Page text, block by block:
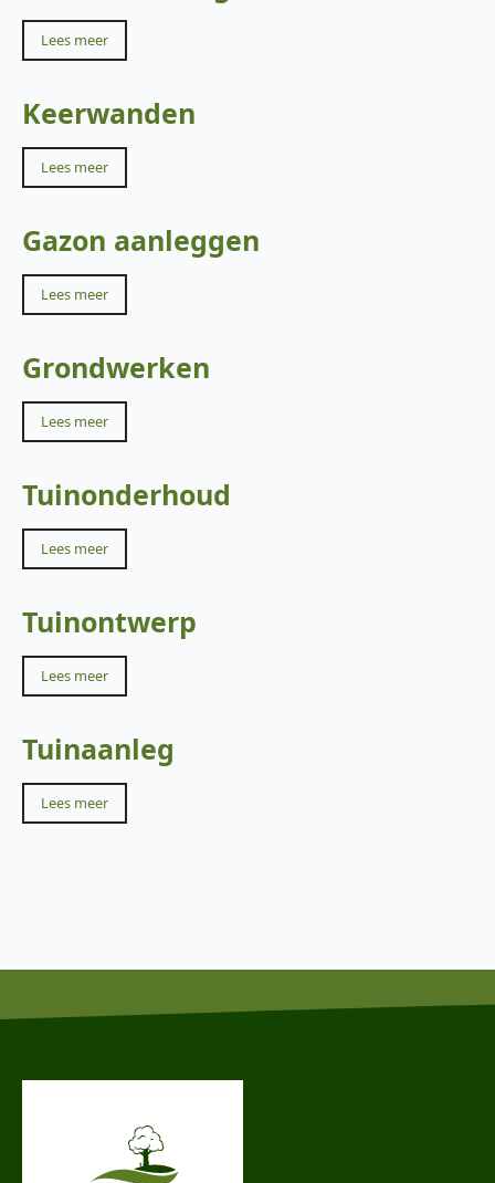
Lees meer
Keerwanden
Lees meer
Gazon aanleggen
Lees meer
Grondwerken
Lees meer
Tuinonderhoud
Lees meer
Tuinontwerp
Lees meer
Tuinaanleg
Lees meer